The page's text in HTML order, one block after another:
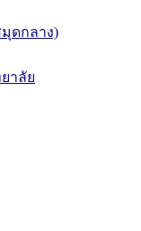
ดกลาง)
าลัย